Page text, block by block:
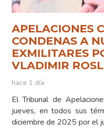
APELACIONES
CONDENAS A
EXMILITARES
VLADIMIR
hace 1 día
El Tribunal de
jueves, en todos sus
diciembre de 2025 por el